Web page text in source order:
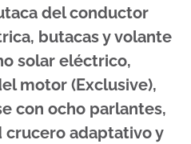
del conductor
butacas y volante
solar eléctrico,
motor (Exclusive),
con ocho parlantes,
adaptativo y